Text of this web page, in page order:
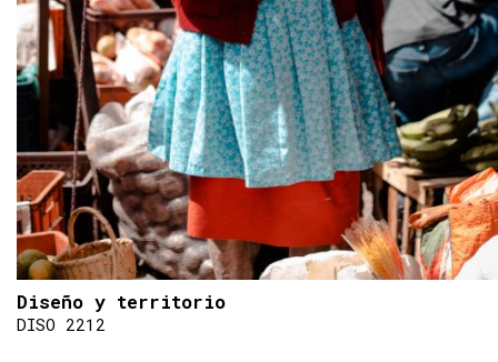
Diseño y territorio
DISO 2212